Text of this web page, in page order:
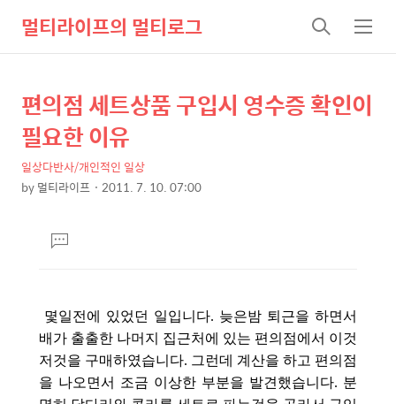
멀티라이프의 멀티로그
검
색
메
뉴
상
세
컨
텐
본
문
제
목
편의점 세트상품 구입시 영수증 확인이
필요한 이유
일상다반사/개인적인 일상
by멀티라이프 2011. 7. 10. 07:00
댓
글
몇일전에 있었던 일입니다. 늦은밤 퇴근을 하면서
배가 출출한 나머지 집근처에 있는 편의점에서 이것
저것을 구매하였습니다. 그런데 계산을 하고 편의점
을 나오면서 조금 이상한 부분을 발견했습니다. 분